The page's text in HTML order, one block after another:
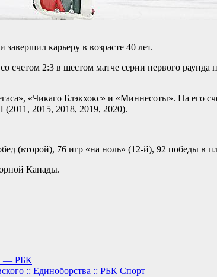
карьеру в возрасте 40 лет.
счетом 2:3 в шестом матче серии первого
«Чикаго Блэкхокс» и «Миннесоты». На его
2015, 2018, 2019, 2020).
(второй), 76 игр «на ноль» (12-й), 92 победы в
Канады.
— РБК
:: Единоборства :: РБК Спорт